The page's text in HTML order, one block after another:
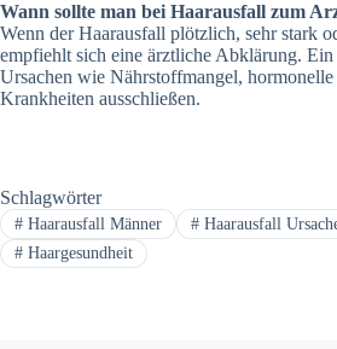
Wann sollte man bei Haarausfall zum
Wenn der Haarausfall plötzlich, sehr stark
empfiehlt sich eine ärztliche Abklärung.
Ursachen wie Nährstoffmangel,
Krankheiten ausschließen.
Schlagwörter
#Haarausfall Männer #Haarausfall
#Haargesundheit